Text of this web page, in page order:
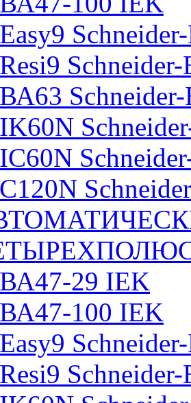
Easy9
Resi9
ВА63
IK60N
IC60N
C120N
ВА47-29 IEK
ВА47-100 IEK
Easy9
Resi9